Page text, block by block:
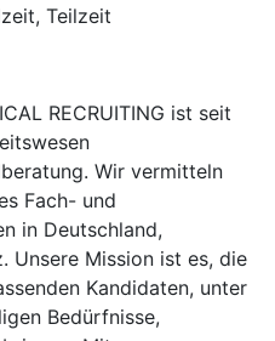
Teilzeit
RECRUITING ist seit
Wir vermitteln
Fach- und
in Deutschland,
Unsere Mission ist es, die
Kandidaten, unter
Bedürfnisse,